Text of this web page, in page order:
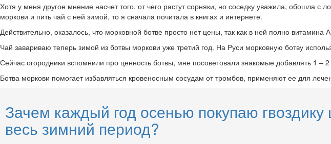
Хотя у меня другое мнение насчет того, от чего растут сорняки, но соседку уважила, обошла с
моркови и пить чай с ней зимой, то я сначала почитала в книгах и интернете.
Действительно, оказалось, что морковной ботве просто нет цены, так как в ней полно
Чай завариваю теперь зимой из ботвы моркови уже третий год. На Руси морковную ботву
Сейчас огородники вспомнили про ценность ботвы, мне посоветовали знакомые добавлять 1 –
Ботва моркови помогает избавляться кровеносным сосудам от тромбов, применяют ее для
Зачем каждый год осенью покупаю
весь зимний период?